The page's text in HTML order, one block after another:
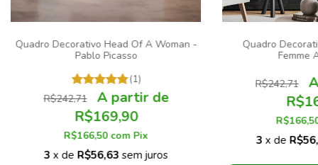
Quadro Decorativo Head Of A Woman -
Pablo Picasso
(1)
R$242,71
R$169,90
R$166,50 com Pix
3 x de R$56,63 sem juros
Quadro
Femme
R$242,71
3 x de